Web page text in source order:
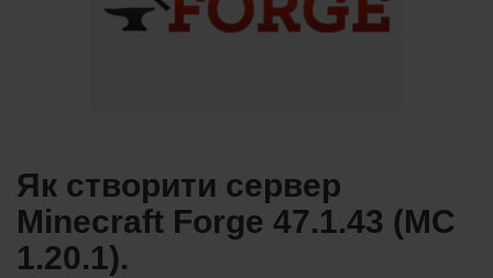
Як створити сервер
Minecraft Forge 47.1.43 (MC
1.20.1).